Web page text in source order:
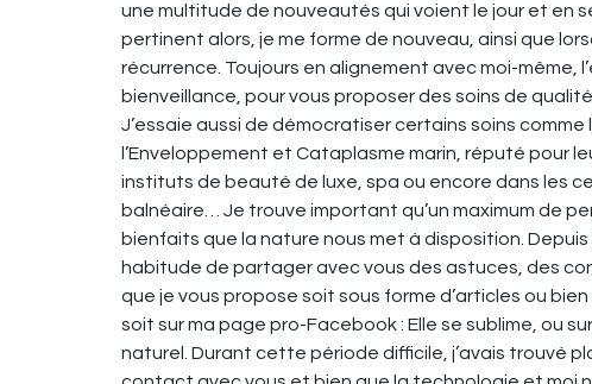
une multitude de nouveautés qui voient le jour et en
pertinent alors, je me forme de nouveau, ainsi que
récurrence. Toujours en alignement avec moi-même,
bienveillance, pour vous proposer des soins de
J’essaie aussi de démocratiser certains soins comme
l’Enveloppement et Cataplasme marin, réputé pour
instituts de beauté de luxe, spa ou encore dans les
balnéaire… Je trouve important qu’un maximum de
bienfaits que la nature nous met à disposition. Depuis
habitude de partager avec vous des astuces, des
que je vous propose soit sous forme d’articles ou
soit sur ma page pro-Facebook : Elle se sublime, ou
naturel. Durant cette période difficile, j’avais trouvé